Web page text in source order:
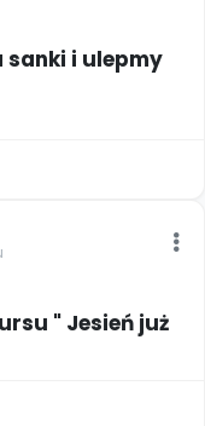
sanki i ulepmy
" Jesień już